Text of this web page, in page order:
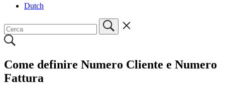
Dutch
Come definire Numero Cliente e Numero
Fattura